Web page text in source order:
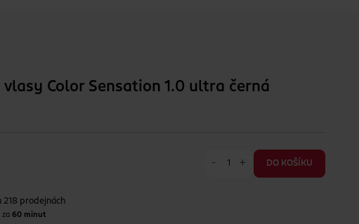
vlasy Color Sensation 1.0 ultra černá
- + DO KOŠÍKU
218 prodejnách
za60 minut